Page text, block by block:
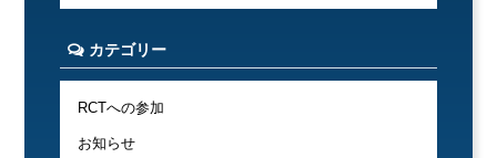
カテゴリー
RCTへの参加
お知らせ